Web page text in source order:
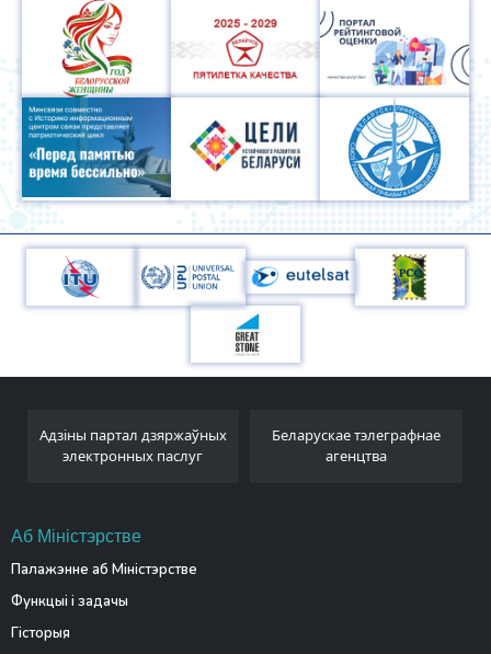
Адзіны партал дзяржаўных
электронных паслуг
Беларускае тэлеграфнае
агенцтва
Аб Міністэрстве
Палажэнне аб Міністэрстве
Функцыі і задачы
Гісторыя